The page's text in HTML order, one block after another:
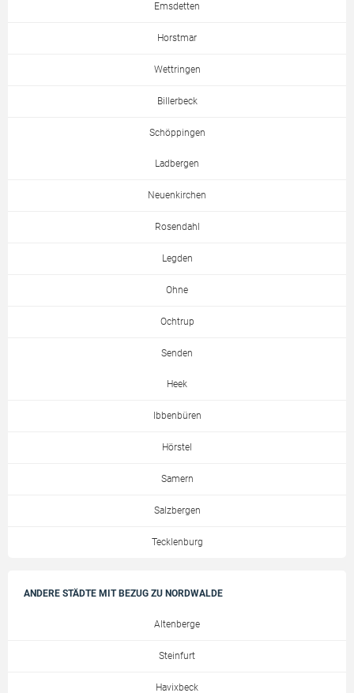
Emsdetten
Horstmar
Wettringen
Billerbeck
Schöppingen
Ladbergen
Neuenkirchen
Rosendahl
Legden
Ohne
Ochtrup
Senden
Heek
Ibbenbüren
Hörstel
Samern
Salzbergen
Tecklenburg
ANDERE STÄDTE MIT BEZUG ZU NORDWALDE
Altenberge
Steinfurt
Havixbeck